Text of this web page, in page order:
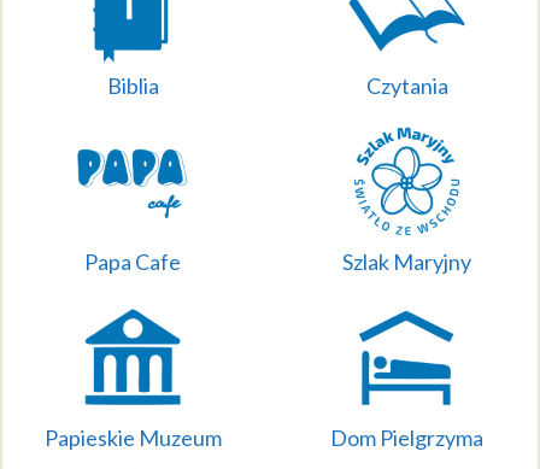
Biblia Czytania
Papa Cafe Szlak Maryjny
Papieskie Muzeum Dom Pielgrzyma